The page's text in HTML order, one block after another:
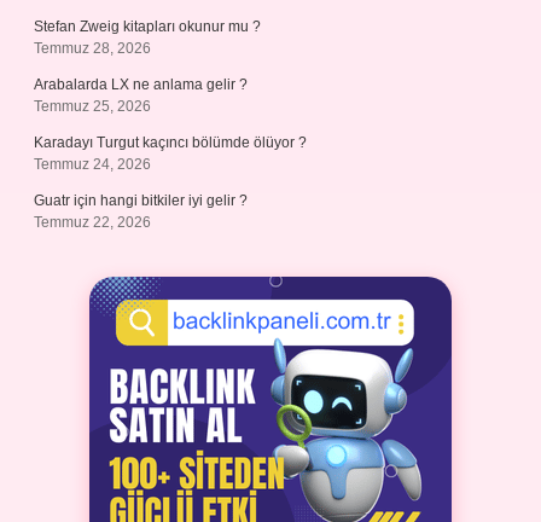
Stefan Zweig kitapları okunur mu ?
Temmuz 28, 2026
Arabalarda LX ne anlama gelir ?
Temmuz 25, 2026
Karadayı Turgut kaçıncı bölümde ölüyor ?
Temmuz 24, 2026
Guatr için hangi bitkiler iyi gelir ?
Temmuz 22, 2026